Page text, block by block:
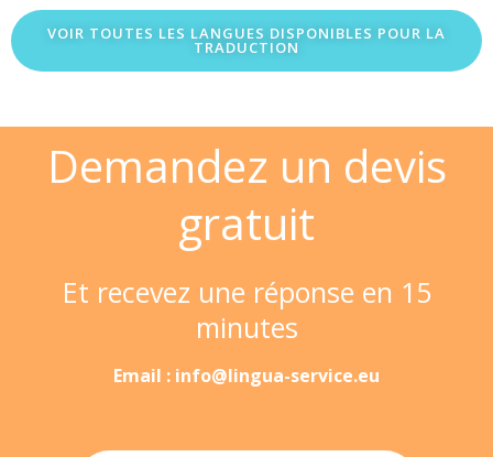
VOIR TOUTES LES LANGUES DISPONIBLES POUR LA
TRADUCTION
Demandez un devis
gratuit
Et recevez une réponse en 15
minutes
Email : info@lingua-service.eu